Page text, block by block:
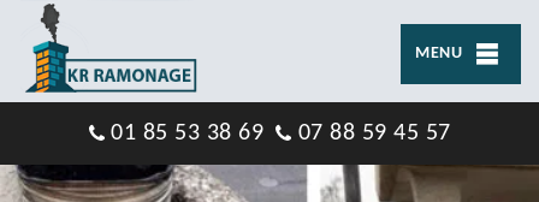
MENU
01 85 53 38 69 07 88 59 45 57